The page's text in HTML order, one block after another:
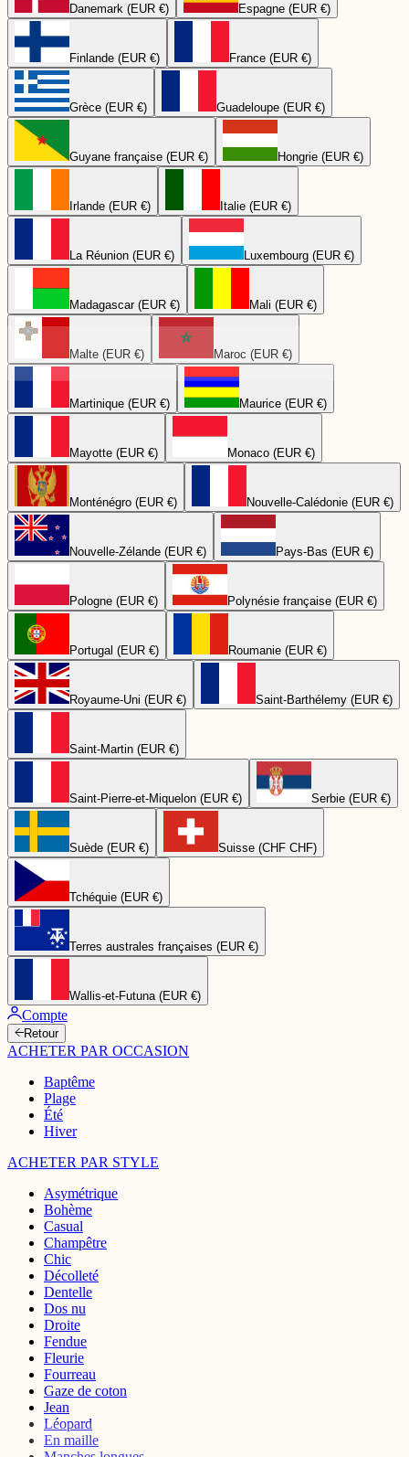
Danemark (EUR €) Espagne (EUR €)
Finlande (EUR €) France (EUR €)
Grèce (EUR €) Guadeloupe (EUR €)
Guyane française (EUR €) Hongrie (EUR €)
Irlande (EUR €) Italie (EUR €)
La Réunion (EUR €) Luxembourg (EUR €)
Madagascar (EUR €) Mali (EUR €)
Malte (EUR €) Maroc (EUR €)
Martinique (EUR €) Maurice (EUR €)
Mayotte (EUR €) Monaco (EUR €)
Monténégro (EUR €) Nouvelle-Calédonie (EUR €)
Nouvelle-Zélande (EUR €) Pays-Bas (EUR €)
Pologne (EUR €) Polynésie française (EUR €)
Portugal (EUR €) Roumanie (EUR €)
Royaume-Uni (EUR €) Saint-Barthélemy (EUR €)
Saint-Martin (EUR €)
Saint-Pierre-et-Miquelon (EUR €) Serbie (EUR €)
Suède (EUR €) Suisse (CHF CHF)
Tchéquie (EUR €)
Terres australes françaises (EUR €)
Wallis-et-Futuna (EUR €)
Compte
Retour
ACHETER PAR OCCASION
Baptême
Plage
Été
Hiver
ACHETER PAR STYLE
Asymétrique
Bohème
Casual
Champêtre
Chic
Décolleté
Dentelle
Dos nu
Droite
Fendue
Fleurie
Fourreau
Gaze de coton
Jean
Léopard
En maille